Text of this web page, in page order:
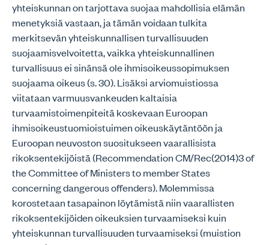
yhteiskunnan on tarjottava suojaa mahdollisia elämän
menetyksiä vastaan, ja tämän voidaan tulkita
merkitsevän yhteiskunnallisen turvallisuuden
suojaamisvelvoitetta, vaikka yhteiskunnallinen
turvallisuus ei sinänsä ole ihmisoikeussopimuksen
suojaama oikeus (s. 30). Lisäksi arviomuistiossa
viitataan varmuusvankeuden kaltaisia
turvaamistoimenpiteitä koskevaan Euroopan
ihmisoikeustuomioistuimen oikeuskäytäntöön ja
Euroopan neuvoston suositukseen vaarallisista
rikoksentekijöistä (Recommendation CM/Rec(2014)3 of
the Committee of Ministers to member States
concerning dangerous offenders). Molemmissa
korostetaan tasapainon löytämistä niin vaarallisten
rikoksentekijöiden oikeuksien turvaamiseksi kuin
yhteiskunnan turvallisuuden turvaamiseksi (muistion